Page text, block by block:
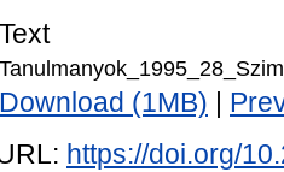
Text
Download (1MB)
https://doi.org/